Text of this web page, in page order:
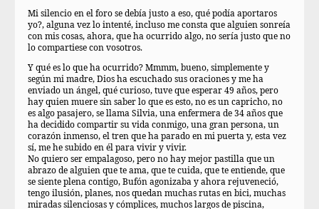
Mi silencio en el foro se debía justo a eso, qué podía aportaros
yo?, alguna vez lo intenté, incluso me consta que alguien sonreía
con mis cosas, ahora, que ha ocurrido algo, no sería justo que no
lo compartiese con vosotros.
Y qué es lo que ha ocurrido? Mmmm, bueno, simplemente y
según mi madre, Dios ha escuchado sus oraciones y me ha
enviado un ángel, qué curioso, tuve que esperar 49 años, pero
hay quien muere sin saber lo que es esto, no es un capricho, no
es algo pasajero, se llama Silvia, una enfermera de 34 años que
ha decidido compartir su vida conmigo, una gran persona, un
corazón inmenso, el tren que ha parado en mi puerta y, esta vez
sí, me he subido en él para vivir y vivir.
No quiero ser empalagoso, pero no hay mejor pastilla que un
abrazo de alguien que te ama, que te cuida, que te entiende, que
se siente plena contigo, Bufón agonizaba y ahora rejuveneció,
tengo ilusión, planes, nos quedan muchas rutas en bici, muchas
miradas silenciosas y cómplices, muchos largos de piscina,